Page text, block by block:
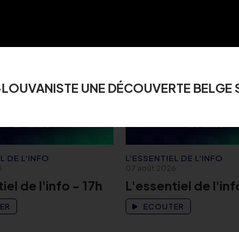
DE L'INFO
de l'info - 17h
L'ESSENTIEL DE L'INFO
07 août 2026
L'essentiel de
ECOUTER
UNE DÉCOUVERTE BELGE